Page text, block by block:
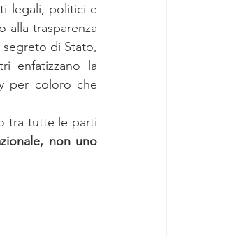
legali, politici e
alla trasparenza
di Stato,
enfatizzano la
per coloro che
tra tutte le parti
non uno